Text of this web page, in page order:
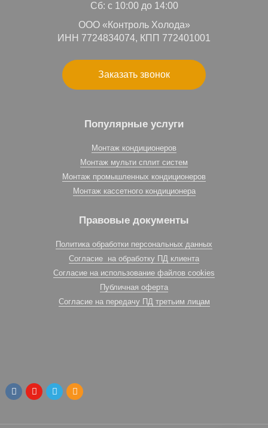
Сб: с 10:00 до 14:00
ООО «Контроль Холода»
ИНН 7724834074, КПП 772401001
Заказать звонок
Популярные услуги
Монтаж кондиционеров
Монтаж мульти сплит систем
Монтаж промышленных кондиционеров
Монтаж кассетного кондиционера
Правовые документы
Политика обработки персональных данных
Согласие на обработку ПД клиента
Согласие на использование файлов cookies
Публичная оферта
Согласие на передачу ПД третьим лицам